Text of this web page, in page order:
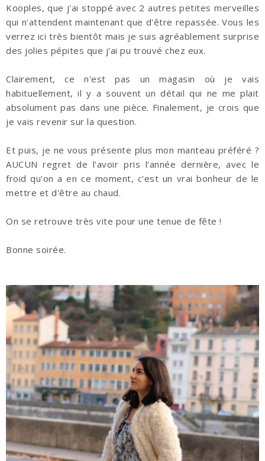
Kooples, que j'ai stoppé avec 2 autres petites merveilles
qui n'attendent maintenant que d'être repassée. Vous les
verrez ici très bientôt mais je suis agréablement surprise
des jolies pépites que j'ai pu trouvé chez eux.
Clairement, ce n'est pas un magasin où je vais
habituellement, il y a souvent un détail qui ne me plait
absolument pas dans une pièce. Finalement, je crois que
je vais revenir sur la question.
Et puis, je ne vous présente plus mon manteau préféré ?
AUCUN regret de l'avoir pris l'année dernière, avec le
froid qu'on a en ce moment, c'est un vrai bonheur de le
mettre et d'être au chaud.
On se retrouve très vite pour une tenue de fête !
Bonne soirée.